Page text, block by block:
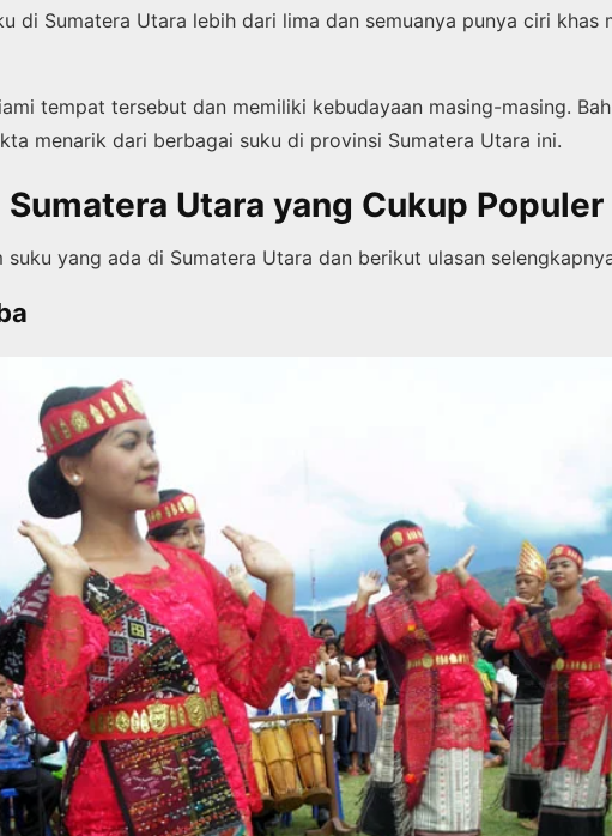
di Sumatera Utara lebih dari lima dan semuanya punya ciri khas
tempat tersebut dan memiliki kebudayaan masing-masing.
menarik dari berbagai suku di provinsi Sumatera Utara ini.
Utara yang Cukup Populer
suku yang ada di Sumatera Utara dan berikut ulasan